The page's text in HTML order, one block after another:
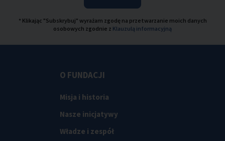
* Klikając "Subskrybuj" wyrażam zgodę na przetwarzanie moich danych
osobowych zgodnie z Klauzulą informacyjną
O FUNDACJI
Misja i historia
Nasze inicjatywy
Władze i zespół